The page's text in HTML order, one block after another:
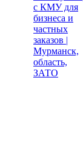
с КМУ для
бизнеса и
частных
заказов |
Мурманск,
область,
ЗАТО